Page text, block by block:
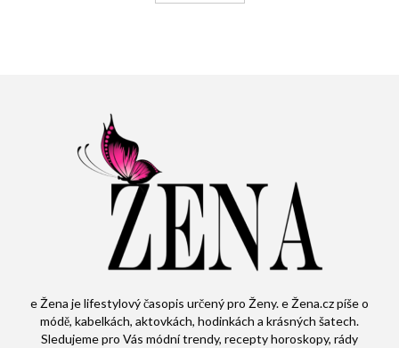
e Žena je lifestylový časopis určený pro Ženy. e Žena.cz píše o
módě, kabelkách, aktovkách, hodinkách a krásných šatech.
Sledujeme pro Vás módní trendy, recepty horoskopy, rády